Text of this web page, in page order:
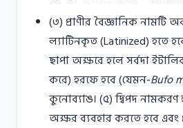
(৩) প্রাণীর বৈজ্ঞানিক নামটি
ল্যাটিনকৃত (Latinized) হতে
ছাপা অক্ষরে হলে সর্বদা
করে) হরফে হবে (যেমন-Bufo
কুনােব্যাঙ। (৫) দ্বিপদ
অক্ষর ব্যবহার করতে হবে এবং